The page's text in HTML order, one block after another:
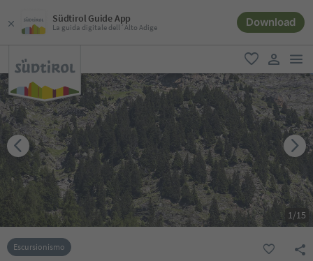
Südtirol Guide App
La guida digitale dell´Alto Adige Download
favoriti
user link
1/15
Escursionismo